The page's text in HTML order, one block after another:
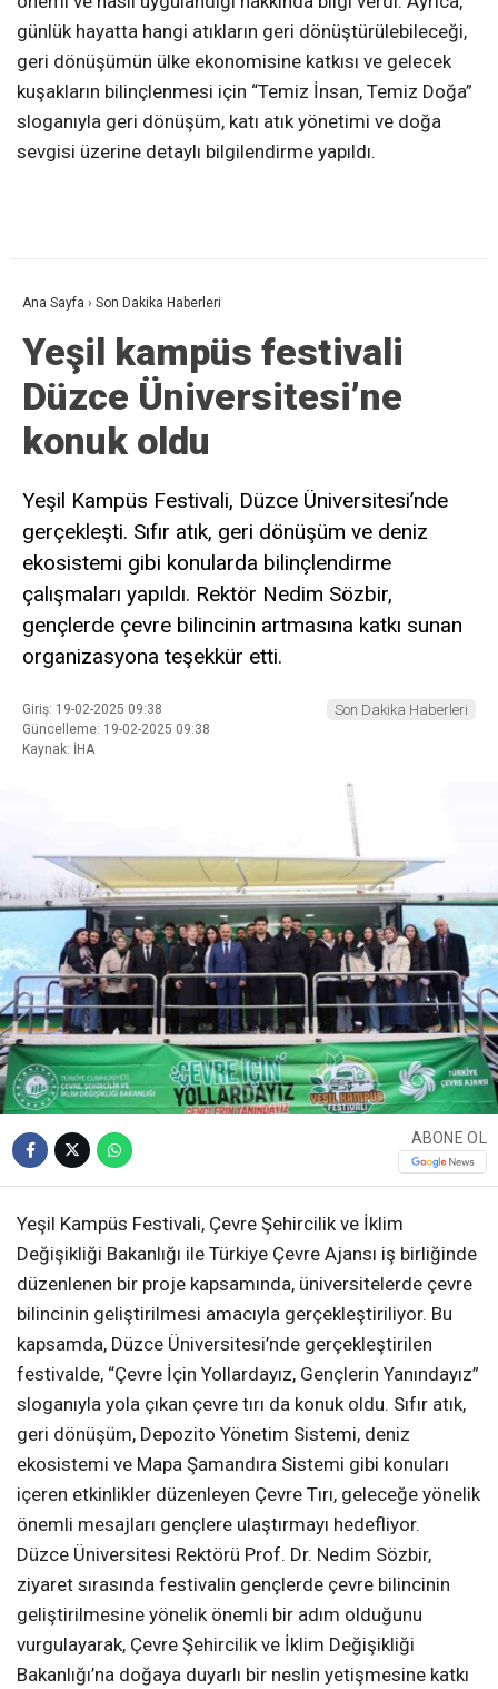
günlük hayatta hangi atıkların geri dönüştürülebileceği,
geri dönüşümün ülke ekonomisine katkısı ve gelecek
kuşakların bilinçlenmesi için “Temiz İnsan, Temiz Doğa”
sloganıyla geri dönüşüm, katı atık yönetimi ve doğa
sevgisi üzerine detaylı bilgilendirme yapıldı.
Ana Sayfa › Son Dakika Haberleri
Yeşil kampüs festivali
Düzce Üniversitesi’ne
konuk oldu
Yeşil Kampüs Festivali, Düzce Üniversitesi’nde
gerçekleşti. Sıfır atık, geri dönüşüm ve deniz
ekosistemi gibi konularda bilinçlendirme
çalışmaları yapıldı. Rektör Nedim Sözbir,
gençlerde çevre bilincinin artmasına katkı sunan
organizasyona teşekkür etti.
Giriş: 19-02-2025 09:38
Güncelleme: 19-02-2025 09:38
Kaynak: İHA
Son Dakika Haberleri
ABONE OL
Yeşil Kampüs Festivali, Çevre Şehircilik ve İklim
Değişikliği Bakanlığı ile Türkiye Çevre Ajansı iş birliğinde
düzenlenen bir proje kapsamında, üniversitelerde çevre
bilincinin geliştirilmesi amacıyla gerçekleştiriliyor. Bu
kapsamda, Düzce Üniversitesi’nde gerçekleştirilen
festivalde, “Çevre İçin Yollardayız, Gençlerin Yanındayız”
sloganıyla yola çıkan çevre tırı da konuk oldu. Sıfır atık,
geri dönüşüm, Depozito Yönetim Sistemi, deniz
ekosistemi ve Mapa Şamandıra Sistemi gibi konuları
içeren etkinlikler düzenleyen Çevre Tırı, geleceğe yönelik
önemli mesajları gençlere ulaştırmayı hedefliyor.
Düzce Üniversitesi Rektörü Prof. Dr. Nedim Sözbir,
ziyaret sırasında festivalin gençlerde çevre bilincinin
geliştirilmesine yönelik önemli bir adım olduğunu
vurgulayarak, Çevre Şehircilik ve İklim Değişikliği
Bakanlığı’na doğaya duyarlı bir neslin yetişmesine katkı